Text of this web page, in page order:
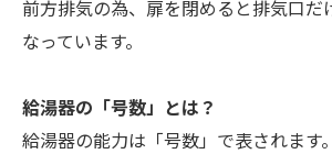
前方排気の為、扉を閉めると排気口だ
なっています。
給湯器の「号数」とは？
給湯器の能力は「号数」で表されます